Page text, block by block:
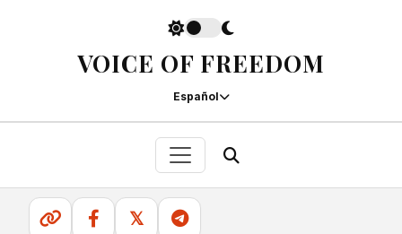
VOICE OF FREEDOM
Español
𝕏